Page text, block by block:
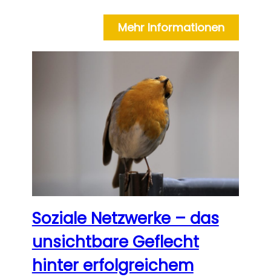
Mehr Informationen
Soziale Netzwerke – das
unsichtbare Geflecht
hinter erfolgreichem